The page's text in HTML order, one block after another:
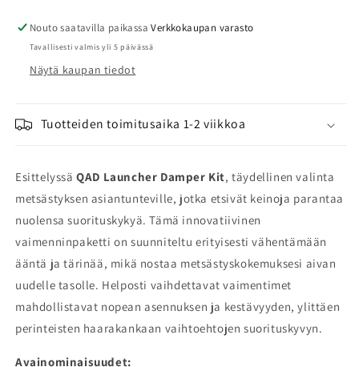
määrää
määrää
Nouto saatavilla paikassaVerkkokaupan varasto
Tavallisesti valmis yli 5 päivässä
Näytä kaupan tiedot
Tuotteiden toimitusaika 1-2 viikkoa
EsittelyssäQAD Launcher Damper Kit, täydellinen valinta
metsästyksen asiantunteville, jotka etsivät keinoja parantaa
nuolensa suorituskykyä. Tämä innovatiivinen
vaimenninpaketti on suunniteltu erityisesti vähentämään
ääntä ja tärinää, mikä nostaa metsästyskokemuksesi aivan
uudelle tasolle. Helposti vaihdettavat vaimentimet
mahdollistavat nopean asennuksen ja kestävyyden, ylittäen
perinteisten haarakankaan vaihtoehtojen suorituskyvyn.
Avainominaisuudet: